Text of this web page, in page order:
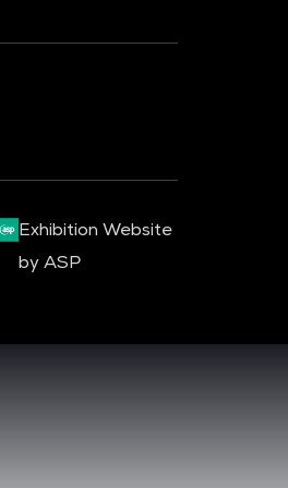
Exhibition Website
by ASP